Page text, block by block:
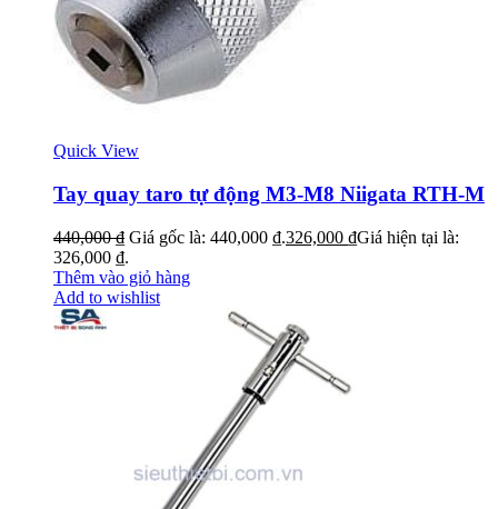
Quick View
Tay quay taro tự động M3-M8 Niigata RTH-M
440,000₫ Giá gốc là: 440,000 ₫.326,000 ₫Giá hiện tại là:
326,000 ₫.
Thêm vào giỏ hàng
Add to wishlist